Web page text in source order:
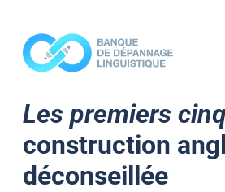
Les premiers
construction
déconseillée